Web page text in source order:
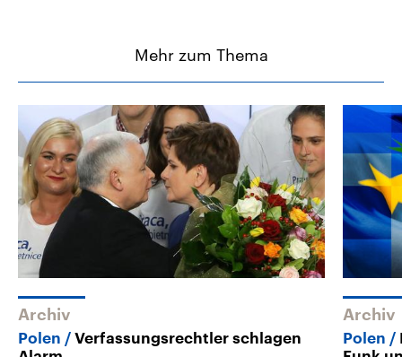
Mehr zum Thema
Archiv
Polen
Verfassungsrechtler schlagen
Archiv
Polen